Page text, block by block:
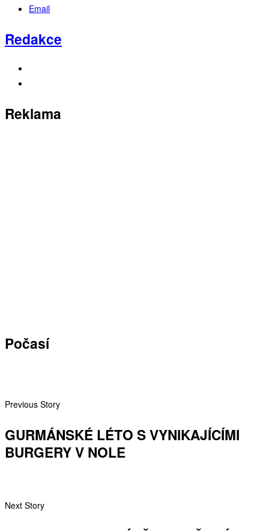
Email
Redakce
Reklama
Počasí
Previous Story
GURMÁNSKÉ LÉTO S VYNIKAJÍCÍMI
BURGERY V NOLE
Next Story